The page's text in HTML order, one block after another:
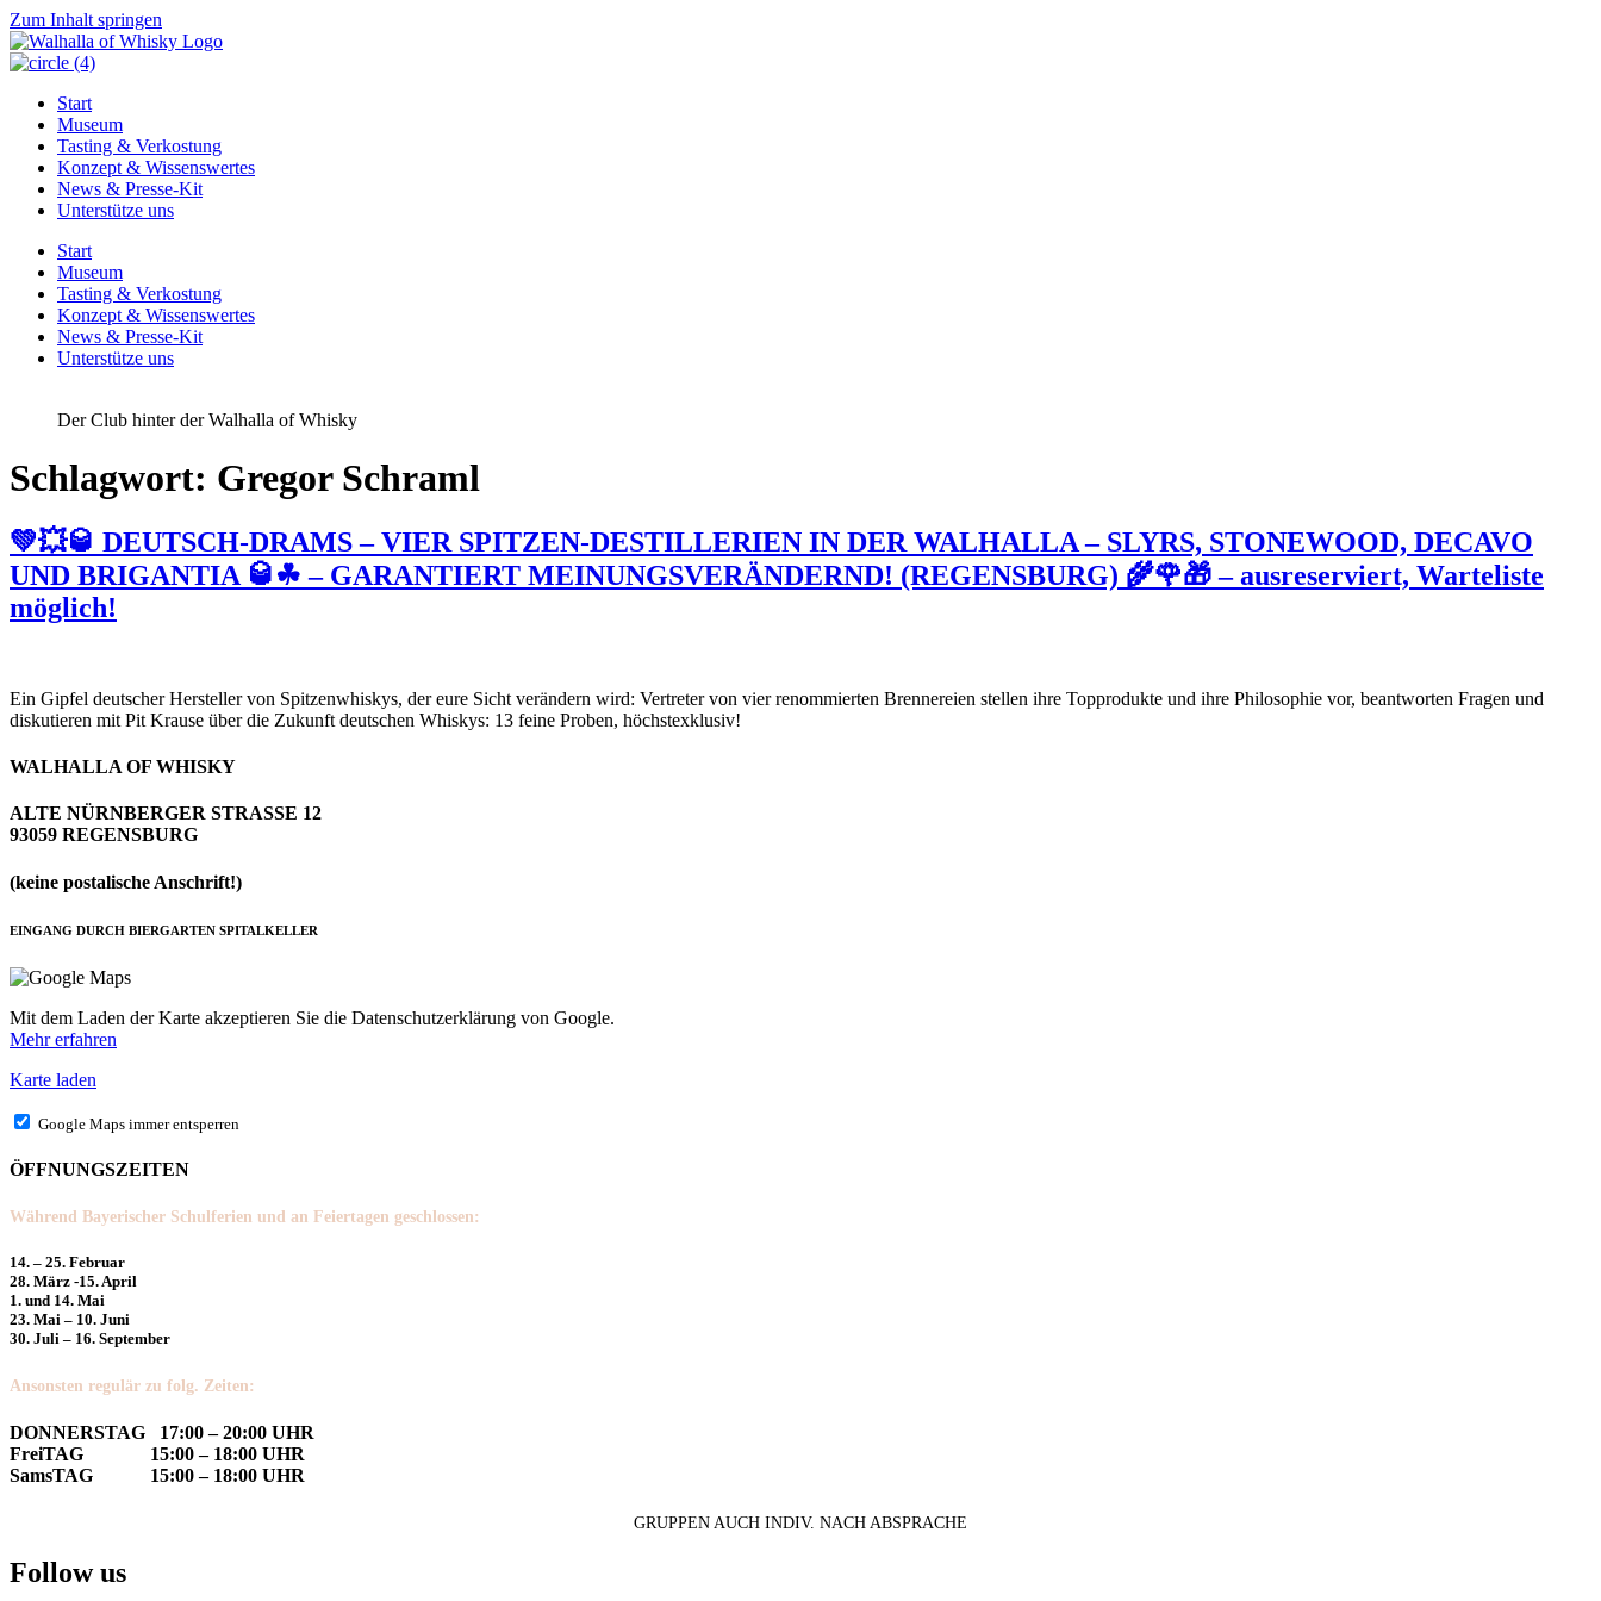
Zum Inhalt springen
Start
Museum
Tasting & Verkostung
Konzept & Wissenswertes
News & Presse-Kit
Unterstütze uns
Start
Museum
Tasting & Verkostung
Konzept & Wissenswertes
News & Presse-Kit
Unterstütze uns
Der Club hinter der Walhalla of Whisky
Schlagwort: Gregor Schraml
💚💥🥃 DEUTSCH-DRAMS – VIER SPITZEN-DESTILLERIEN IN DER WALHALLA – SLYRS, STONEWOOD, DECAVO
UND BRIGANTIA 🥃☘ – GARANTIERT MEINUNGSVERÄNDERND! (REGENSBURG) 🌾🌹🎁 – ausreserviert, Warteliste
möglich!
Ein Gipfel deutscher Hersteller von Spitzenwhiskys, der eure Sicht verändern wird: Vertreter von vier renommierten Brennereien stellen ihre Topprodukte und ihre Philosophie vor, beantworten Fragen und
diskutieren mit Pit Krause über die Zukunft deutschen Whiskys: 13 feine Proben, höchstexklusiv!
WALHALLA OF WHISKY
ALTE NÜRNBERGER STRASSE 12
93059 REGENSBURG
(keine postalische Anschrift!)
EINGANG DURCH BIERGARTEN SPITALKELLER
Mit dem Laden der Karte akzeptieren Sie die Datenschutzerklärung von Google.
Mehr erfahren
Karte laden
Google Maps immer entsperren
ÖFFNUNGSZEITEN
Während Bayerischer Schulferien und an Feiertagen geschlossen:
14. – 25. Februar
28. März -15. April
1. und 14. Mai
23. Mai – 10. Juni
30. Juli – 16. September
Ansonsten regulär zu folg. Zeiten:
DONNERSTAG 17:00 – 20:00 UHR
FreiTAG 15:00 – 18:00 UHR
SamsTAG 15:00 – 18:00 UHR
GRUPPEN AUCH INDIV. NACH ABSPRACHE
Follow us